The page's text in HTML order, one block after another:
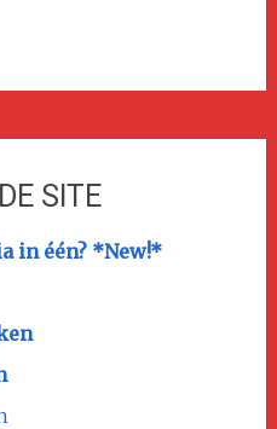
SITE
in één? *New!*